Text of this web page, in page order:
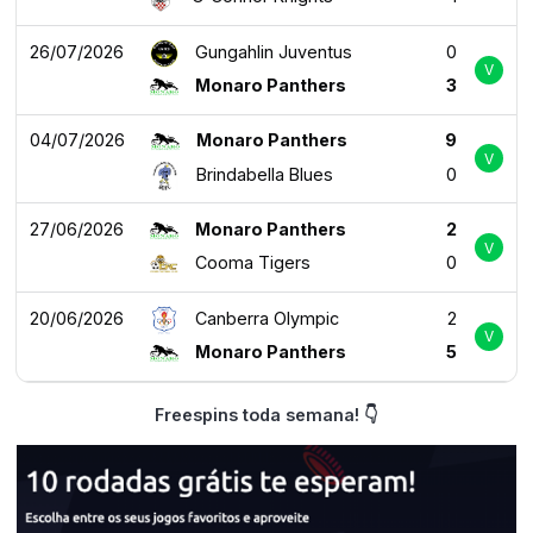
26/07/2026 Gungahlin Juventus
0
Monaro Panthers
3
V
04/07/2026 Monaro Panthers
9
Brindabella Blues
0
V
27/06/2026 Monaro Panthers
2
Cooma Tigers
0
V
20/06/2026 Canberra Olympic
2
Monaro Panthers
5
V
Freespins toda semana! 👇